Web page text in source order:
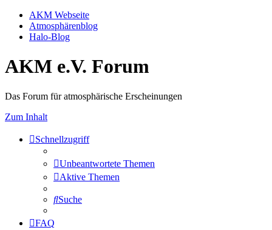
AKM Webseite
Atmosphärenblog
Halo-Blog
AKM e.V. Forum
Das Forum für atmosphärische Erscheinungen
Zum Inhalt
Schnellzugriff
Unbeantwortete Themen
Aktive Themen
Suche
FAQ